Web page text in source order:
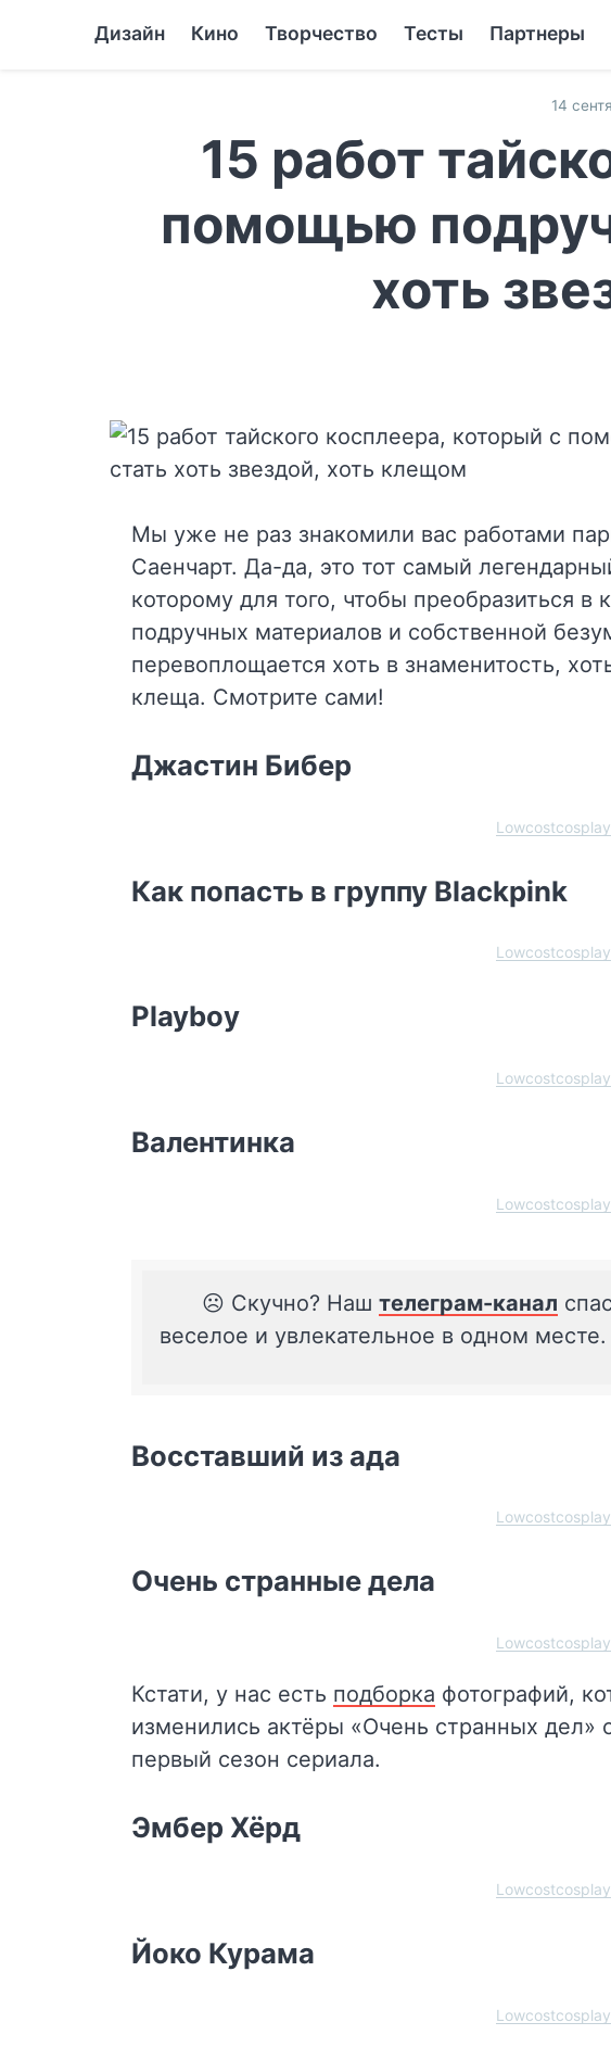
Дизайн Кино Творчество Тесты Партнеры
14
15 работ
помощью
хоть
Мы уже не раз знакомили вас работами
Саенчарт. Да-да, это тот самый
которому для того, чтобы преобразиться в
подручных материалов и собственной
перевоплощается хоть в знаменитость,
клеща. Смотрите сами!
Джастин Бибер
Lowcostcosplay
Как попасть в группу Blackpink
Lowcostcosplay
Playboy
Lowcostcosplay
Валентинка
Lowcostcosplay
☹️ Скучно? Наш телеграм-канал
веселое и увлекательное в одном
Восставший из ада
Lowcostcosplay
Очень странные дела
Lowcostcosplay
Кстати, у нас есть подборка фотографий,
изменились актёры «Очень странных дел»
первый сезон сериала.
Эмбер Хёрд
Lowcostcosplay
Йоко Курама
Lowcostcosplay